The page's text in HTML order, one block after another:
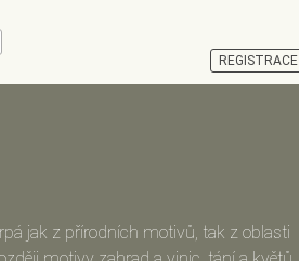
jak z přírodních motivů, tak z oblasti
REGISTRACE